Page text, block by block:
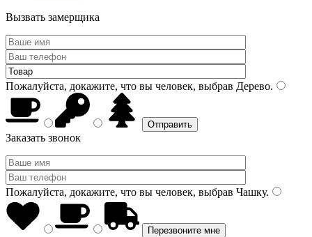
Вызвать замерщика
Пожалуйста, докажите, что вы человек, выбрав Дерево.
Заказать звонок
Пожалуйста, докажите, что вы человек, выбрав Чашку.